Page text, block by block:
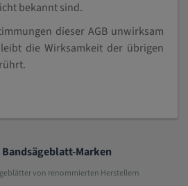
bekannt sind.
dieser AGB unwirksam
die Wirksamkeit der übrigen
Bandsägeblatt-Marken
von renommierten Herstellern